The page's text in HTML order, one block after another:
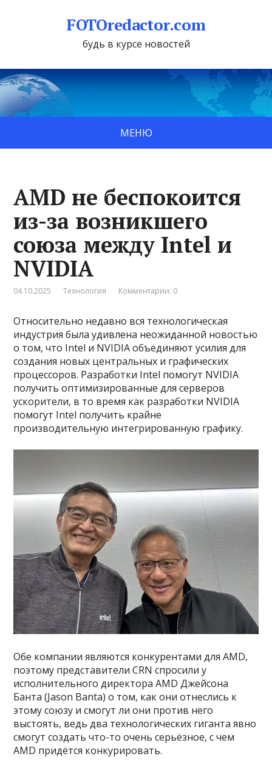
FOTOredactor.com
будь в курсе новостей
МЕНЮ
AMD не беспокоится
из-за возникшего
союза между Intel и
NVIDIA
04.10.2025 Технология Комментарии: 0
Относительно недавно вся технологическая
индустрия была удивлена неожиданной новостью
о том, что Intel и NVIDIA объединяют усилия для
создания новых центральных и графических
процессоров. Разработки Intel помогут NVIDIA
получить оптимизированные для серверов
ускорители, в то время как разработки NVIDIA
помогут Intel получить крайне
производительную интегрированную графику.
Обе компании являются конкурентами для AMD,
поэтому представители CRN спросили у
исполнительного директора AMD Джейсона
Банта (Jason Banta) о том, как они отнеслись к
этому союзу и смогут ли они против него
выстоять, ведь два технологических гиганта явно
смогут создать что-то очень серьёзное, с чем
AMD придётся конкурировать.